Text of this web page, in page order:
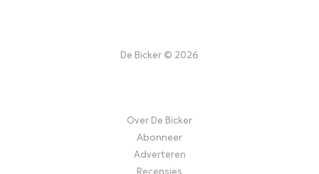
De Bicker © 2026
Over De Bicker
Abonneer
Adverteren